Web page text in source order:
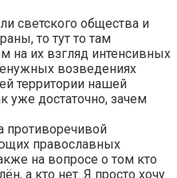
светского общества и
то тут то там
на их взгляд интенсивных
возведениях
территории нашей
уже достаточно, зачем
противоречивой
православных
на вопросе о том кто
а кто нет. Я просто хочу